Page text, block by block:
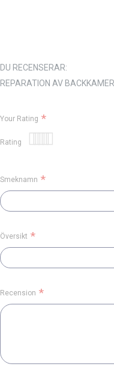
DU RECENSERAR:
REPARATION AV
Your Rating
Rating
Smeknamn
Översikt
Recension